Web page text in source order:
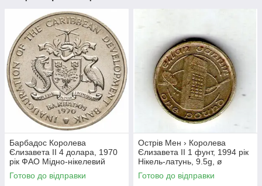
Барбадос Королева
Єлизавета II 4 долара, 1970
рік ФАО Мідно-нікелевий
сплав, 28.28g, ø 38.5mm
№4144
Готово до відправки
Острів Мен › Королева
Єлизавета II 1 фунт, 1994 рік
Нікель-латунь, 9.5g, ø
22.5mm №1921
Готово до відправки